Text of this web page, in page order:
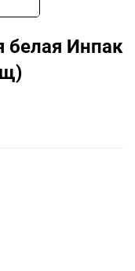
белая Инпак